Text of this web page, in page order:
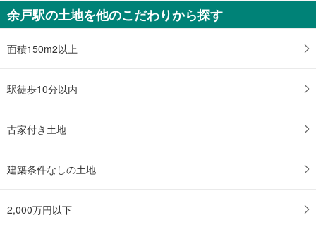
件
を
イ
ー
保
す
る
余戸駅の土地を他のこだわりから探す
面積150m2以上
駅徒歩10分以内
古家付き土地
建築条件なしの土地
2,000万円以下